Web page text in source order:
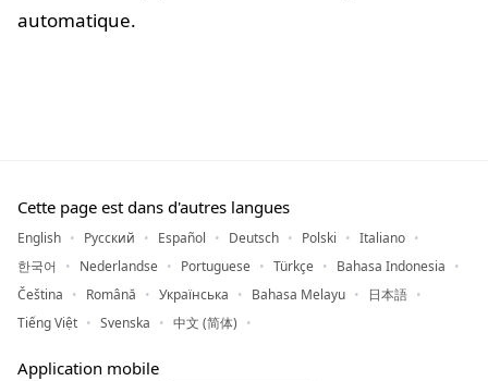
automatique.
Cette page est dans d'autres langues
English Русский Español Deutsch Polski
Italiano
한국어
Nederlandse Portuguese Türkçe
Bahasa Indonesia
Čeština
Română Українська Bahasa Melayu
日本語
Tiếng Việt
Svenska 中文 (简体)
Application mobile